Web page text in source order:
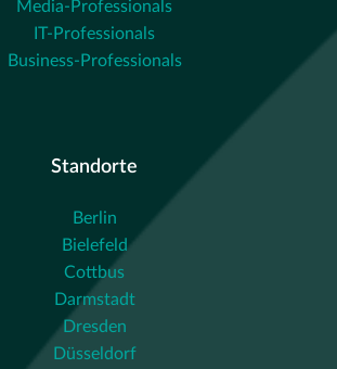
Media-Professionals
IT-Professionals
Business-Professionals
Standorte
Berlin
Bielefeld
Cottbus
Darmstadt
Dresden
Düsseldorf